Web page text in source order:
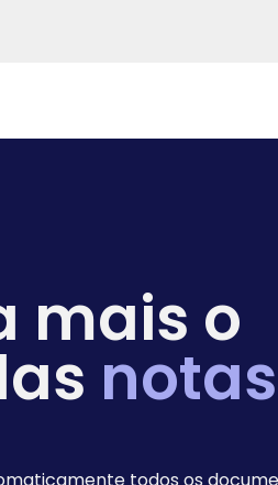
mais o
notas
todos os